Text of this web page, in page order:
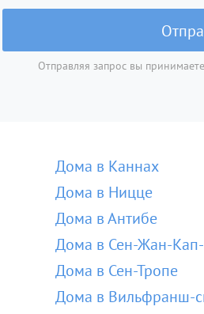
Отправляя запрос вы принимаете
Дома в Каннах
Дома в Ницце
Дома в Антибе
Дома в Сен-Жан-
Дома в Сен-Тропе
Дома в Вильфранш-